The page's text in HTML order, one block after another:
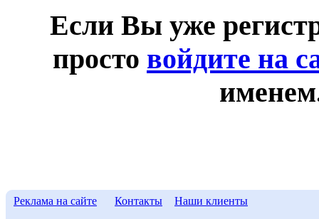
Если Вы уже
просто войдите на
Реклама на сайте Контакты Наши клиенты